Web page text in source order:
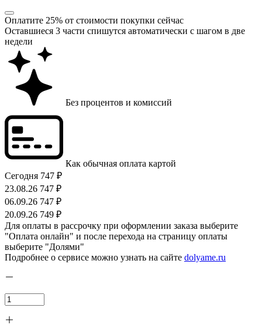
Оплатите 25% от стоимости покупки сейчас
Оставшиеся 3 части спишутся автоматически с шагом в две
недели
Без процентов и комиссий
Как обычная оплата картой
Сегодня 747 ₽
23.08.26 747 ₽
06.09.26 747 ₽
20.09.26 749 ₽
Для оплаты в рассрочку при оформлении заказа выберите
"Оплата онлайн" и после перехода на страницу оплаты
выберите "Долями"
Подробнее о сервисе можно узнать на сайте dolyame.ru